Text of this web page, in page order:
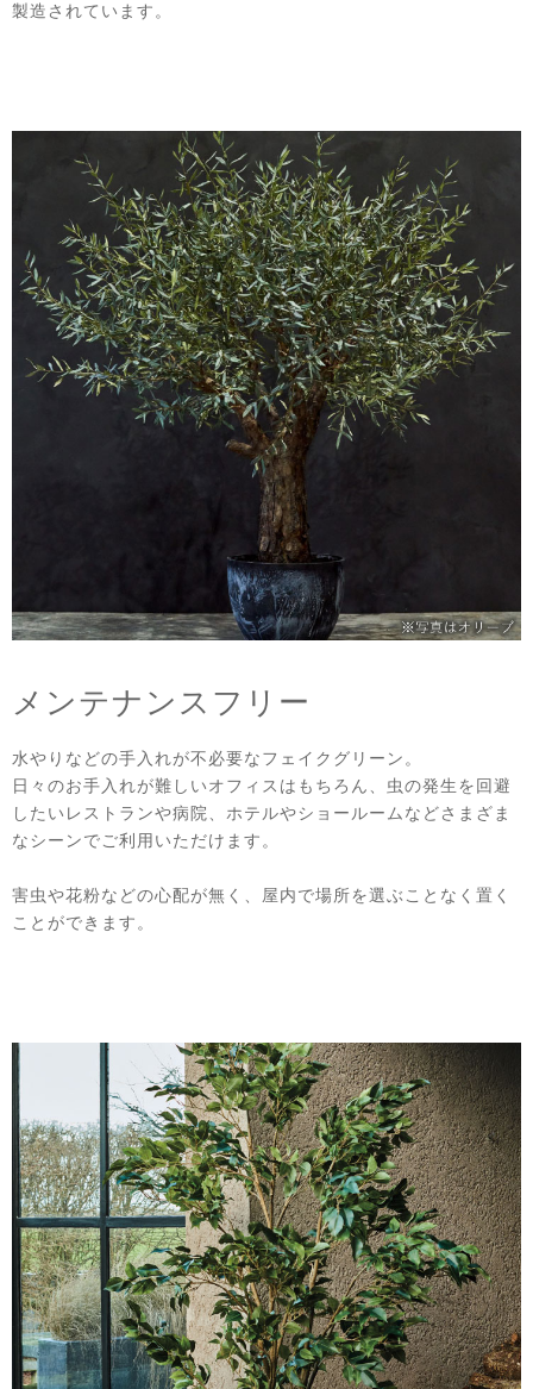
製造されています。
メンテナンスフリー
水やりなどの手入れが不必要なフェイクグリーン。
日々のお手入れが難しいオフィスはもちろん、虫の発生を回避
したいレストランや病院、ホテルやショールームなどさまざま
なシーンでご利用いただけます。
害虫や花粉などの心配が無く、屋内で場所を選ぶことなく置く
ことができます。